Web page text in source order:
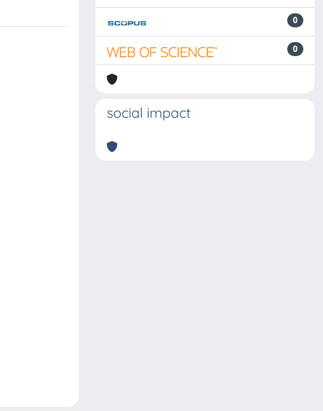
0
0
social impact